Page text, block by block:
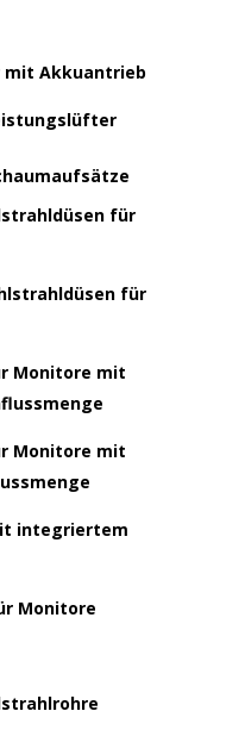
Akkuantrieb
für
für
Monitore mit
Monitore mit
integriertem
Monitore